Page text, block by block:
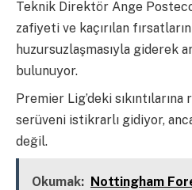
Teknik Direktör Ange
zafiyeti ve kaçırılan
huzursuzlaşmasıyla giderek
bulunuyor.
Premier Lig’deki
serüveni istikrarlı gidiyor,
değil.
Okumak: Nottingham